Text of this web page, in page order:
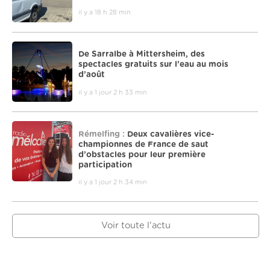
il y a 18 h 28 min
De Sarralbe à Mittersheim, des
spectacles gratuits sur l’eau au mois
d’août
il y a 1 jour 2 h 33 min
Rémelfing : Deux cavalières vice-
championnes de France de saut
d’obstacles pour leur première
participation
il y a 1 jour 2 h 34 min
Voir toute l'actu